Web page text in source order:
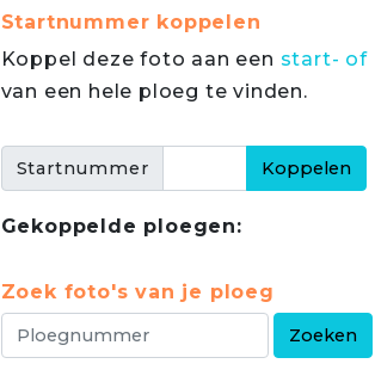
Startnummer koppelen
Koppel deze foto aan een start- of
van een hele ploeg te vinden.
Startnummer
Gekoppelde ploegen:
Zoek foto's van je ploeg